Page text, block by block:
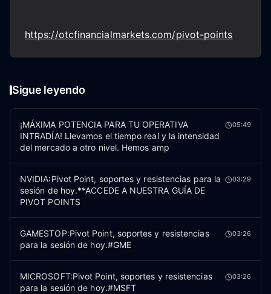
https://otcfinancialmarkets.com/pivot-points
Sigue leyendo
¡MÁXIMA POTENCIA PARA TU OPERATIVA
INTRADÍA! Llevamos el tiempo real y la intensidad
del mercado a otro nivel. Hemos amp
05:49
NVIDIA:Pivot Point, soportes y resistencias para la
sesión de hoy.**ACCEDE A NUESTRA GUÍA DE
PIVOT POINTS
03:29
GAMESTOP:Pivot Point, soportes y resistencias
para la sesión de hoy.#GME
03:26
MICROSOFT:Pivot Point, soportes y resistencias
para la sesión de hoy.#MSFT
03:26